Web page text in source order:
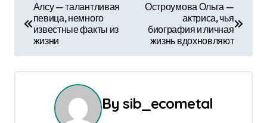
в
и
Алсу — талантливая
певица, немного
известные факты из
жизни
Остроумова Ольга —
актриса, чья
биография и личная
жизнь вдохновляют
Bysib_ecometal